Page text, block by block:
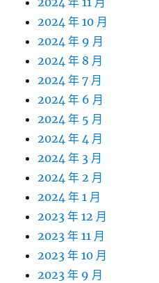
2024 年 10 月
2024 年 9 月
2024 年 8 月
2024 年 7 月
2024 年 6 月
2024 年 5 月
2024 年 4 月
2024 年 3 月
2024 年 2 月
2024 年 1 月
2023 年 12 月
2023 年 11 月
2023 年 10 月
2023 年 9 月